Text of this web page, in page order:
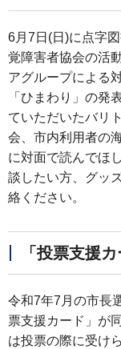
6月7日(日)に点字
覚障害者協会の活
アグループによる
「ひまわり」の発
ていただいたバリ
会、市内利用者の
に対面で読んでほ
談したい方、グッ
絡ください。
「投票支援
令和7年7月の市長
票支援カード」が
は投票の際に受け